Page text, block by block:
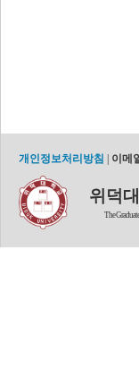
개인정보처리방침 이메
위덕
The